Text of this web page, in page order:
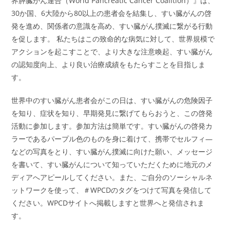
30か国、6大陸から80以上の患者会を結集し、すい臓がんの啓
発を進め、関係者の意識を高め、すい臓がん撲滅に繋がる行動
を促します。 私たちはこの致命的な病気に対して、世界規模で
アクションを起こすことで、より大きな注意喚起、すい臓がん
の認知度向上、より良い治療成績をもたらすことを目指しま
す。
世界中のすい臓がん患者会がこの日は、すい臓がんの危険因子
を知り、症状を知り、早期発見に繋げてもらおうと、この啓発
活動に参加します。参加方法は簡単です。すい臓がんの啓発カ
ラーであるパープル色のものを身に着けて、携帯でセルフィ―
などの写真をとり、すい臓がん撲滅に向けた願い、メッセージ
を書いて、すい臓がんについて知っていただくために地元のメ
ディアへアピールしてください。また、ご自分のソーシャルネ
ットワークを使って、＃WPCDのタグをつけて写真を発信して
ください。WPCDサイトへ掲載しますと世界へと発信されま
す。